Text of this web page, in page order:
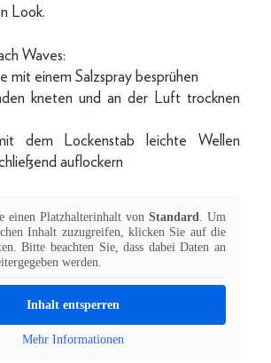
Look.
Waves:
mit einem Salzspray besprühen
kneten und an der Luft trocknen
dem Lockenstab leichte Wellen
auflockern
einen Platzhalterinhalt von Standard
. Um
Inhalt zuzugreifen, klicken Sie auf die
Bitte beachten Sie, dass dabei Daten an
werden.
Inhalt entsperren
Mehr Informationen